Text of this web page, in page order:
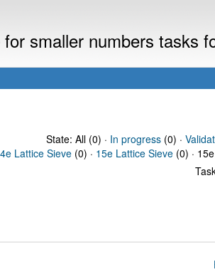
smaller numbers tasks
State: All (0) · In progress(0) ·
Lattice Sieve (0) · 15e Lattice Sieve (0) ·